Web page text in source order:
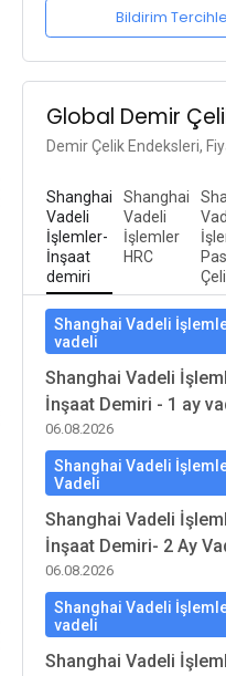
Bildirim
Global Demir
Demir Çelik Endeksleri,
Shanghai
Vadeli
İşlemler-
İnşaat
demiri
Shanghai
Vadeli
İşlemler
HRC
Shanghai Vadeli
vadeli
Shanghai Vadeli
İnşaat Demiri - 1 ay
06.08.2026
Shanghai Vadeli
Vadeli
Shanghai Vadeli
İnşaat Demiri- 2 Ay
06.08.2026
Shanghai Vadeli
vadeli
Shanghai Vadeli